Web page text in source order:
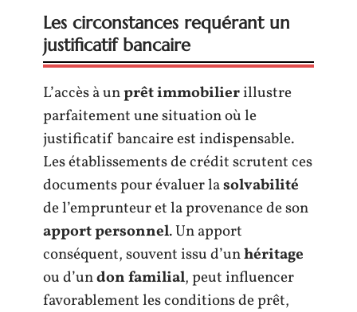
Les circonstances requérant un
justificatif bancaire
L’accès à unprêt immobilierillustre
parfaitement une situation où le
justificatif bancaire est indispensable.
Les établissements de crédit scrutent ces
documents pour évaluer lasolvabilité
de l’emprunteur et la provenance de son
apport personnel. Un apport
conséquent, souvent issu d’unhéritage
ou d’undon familial, peut influencer
favorablement les conditions de prêt,